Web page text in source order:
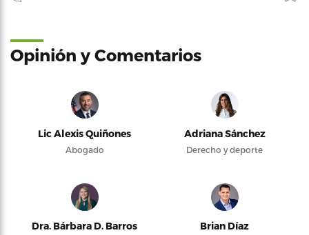
Opinión y Comentarios
Lic Alexis Quiñones
Abogado
Adriana Sánchez
Derecho y deporte
Dra. Bárbara D. Barros Brian Díaz